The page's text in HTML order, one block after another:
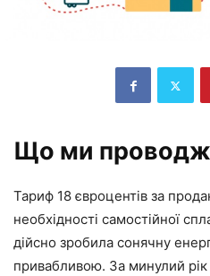
Що ми
Тариф 18 євроцентів за
необхідності самостійної
дійсно зробила сонячну
привабливою. За минулий